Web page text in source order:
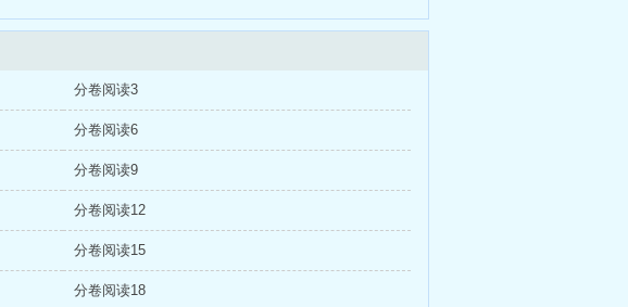
分卷阅读3
分卷阅读6
分卷阅读9
分卷阅读12
分卷阅读15
分卷阅读18